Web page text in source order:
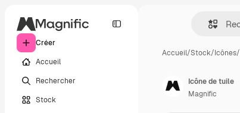
Créer
Accueil
Rechercher
Stock
Accueil/Stock/Icônes/
Icône de tuile
Magnific